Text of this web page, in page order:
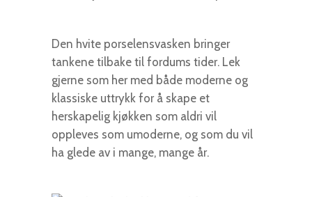
Den hvite porselensvasken bringer
tankene tilbake til fordums tider. Lek
gjerne som her med både moderne og
klassiske uttrykk for å skape et
herskapelig kjøkken som aldri vil
oppleves som umoderne, og som du vil
ha glede av i mange, mange år.